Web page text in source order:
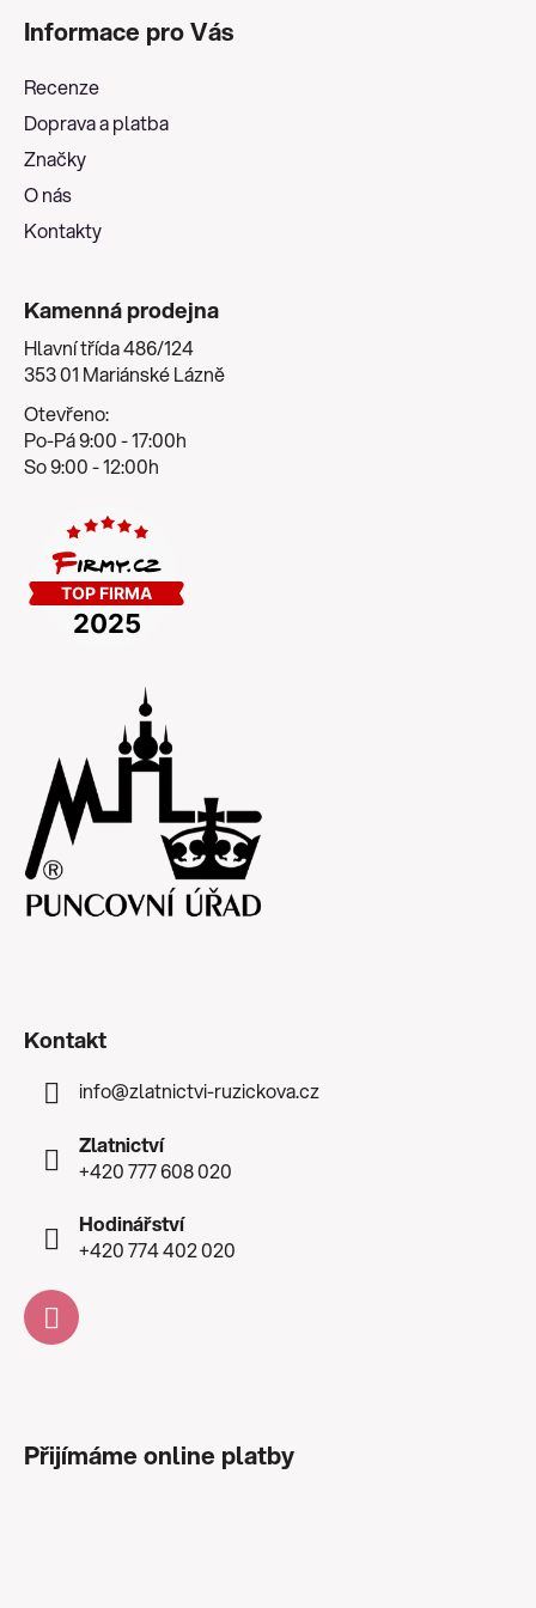
Informace pro Vás
Recenze
Doprava a platba
Značky
O nás
Kontakty
Kamenná prodejna
Hlavní třída 486/124
353 01 Mariánské Lázně
Otevřeno:
Po-Pá 9:00 - 17:00h
So 9:00 - 12:00h
Kontakt
info@zlatnictvi-ruzickova.cz
Zlatnictví
+420 777 608 020
Hodinářství
+420 774 402 020
Přijímáme online platby